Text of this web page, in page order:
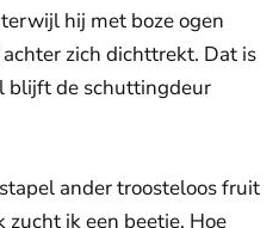
hij met boze ogen
zich dichttrekt. Dat is
blijft de schuttingdeur
ander troosteloos fruit
ik een beetje. Hoe